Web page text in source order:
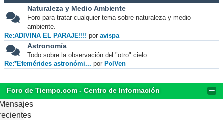
Naturaleza y Medio Ambiente
Foro para tratar cualquier tema sobre naturaleza y medio
ambiente.
Re:ADIVINA EL PARAJE!!!! por avispa
Astronomía
Todo sobre la observación del "otro" cielo.
Re:*Efemérides astronómi... por PolVen
Foro de Tiempo.com - Centro de Información